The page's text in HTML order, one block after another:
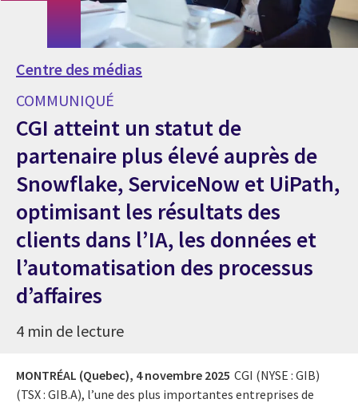
Centre des médias
COMMUNIQUÉ
CGI atteint un statut de
partenaire plus élevé auprès de
Snowflake, ServiceNow et UiPath,
optimisant les résultats des
clients dans l’IA, les données et
l’automatisation des processus
d’affaires
4 min de lecture
MONTRÉAL (Quebec), 4 novembre 2025 CGI (NYSE : GIB)
(TSX : GIB.A), l’une des plus importantes entreprises de